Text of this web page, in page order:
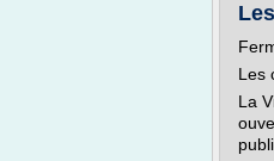
Les
La